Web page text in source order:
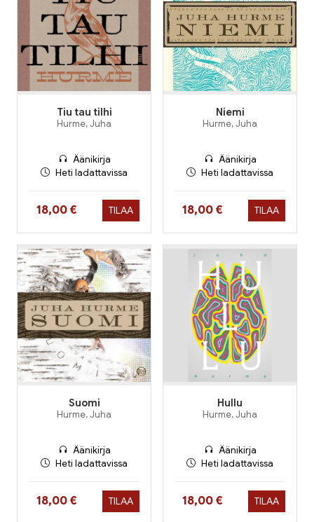
Tiu tau tilhi
Hurme, Juha
Äänikirja
Heti ladattavissa
Hinta nyt
18,00 € TILAA
Niemi
Hurme, Juha
Äänikirja
Heti ladattavissa
Hinta nyt
18,00 € TILAA
Suomi
Hurme, Juha
Äänikirja
Heti ladattavissa
Hinta nyt
18,00 € TILAA
Hullu
Hurme, Juha
Äänikirja
Heti ladattavissa
Hinta nyt
18,00 € TILAA